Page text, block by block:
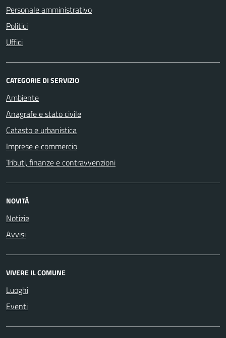
Personale amministrativo
Politici
Uffici
CATEGORIE DI SERVIZIO
Ambiente
Anagrafe e stato civile
Catasto e urbanistica
Imprese e commercio
Tributi, finanze e contravvenzioni
NOVITÀ
Notizie
Avvisi
VIVERE IL COMUNE
Luoghi
Eventi